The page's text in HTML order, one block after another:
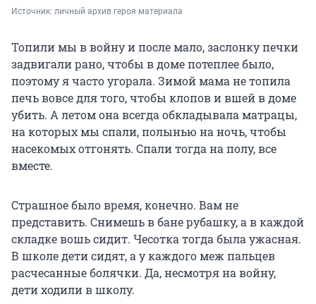
Источник: личный архив героя материала
Топили мы в войну и после мало, заслонку печки
задвигали рано, чтобы в доме потеплее было,
поэтому я часто угорала. Зимой мама не топила
печь вовсе для того, чтобы клопов и вшей в доме
убить. А летом она всегда обкладывала матрацы,
на которых мы спали, полынью на ночь, чтобы
насекомых отгонять. Спали тогда на полу, все
вместе.
Страшное было время, конечно. Вам не
представить. Снимешь в бане рубашку, а в каждой
складке вошь сидит. Чесотка тогда была ужасная.
В школе дети сидят, а у каждого меж пальцев
расчесанные болячки. Да, несмотря на войну,
дети ходили в школу.